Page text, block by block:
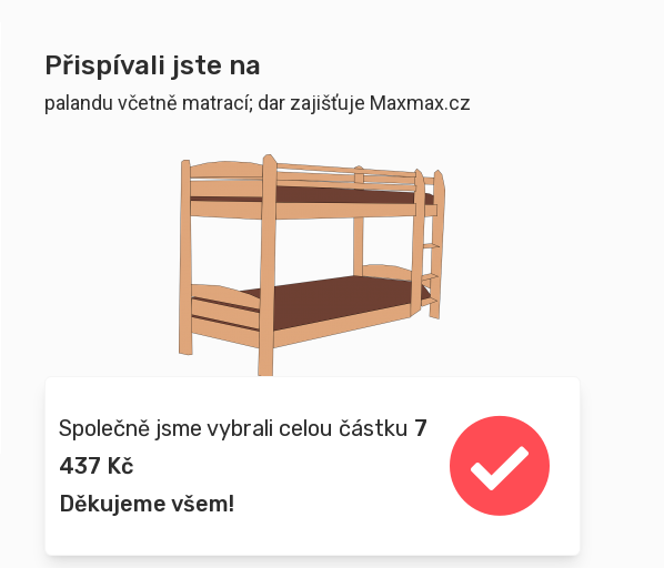
Přispívali jste na
palandu včetně matrací; dar zajišťuje Maxmax.cz
Společně jsme vybrali celou částku 7
437 Kč
Děkujeme všem!